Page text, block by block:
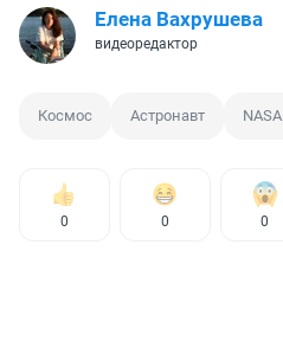
Елена Вахрушева
видеоредактор
Космос Астронавт NASA
0 0 0